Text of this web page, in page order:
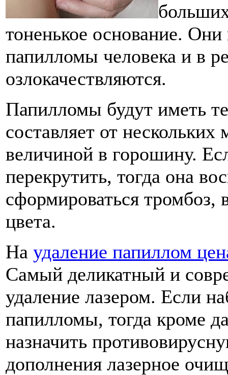
тоненькое основание. Они
папилломы человека и в
озлокачествляются.
Папилломы будут иметь
составляет от
величиной в горошину.
перекрутить, тогда она
сформироваться тромбоз,
цвета.
На удаление папиллом
Самый деликатный и
удаление лазером. Если
папилломы, тогда кроме
назначить
дополнения лазерное